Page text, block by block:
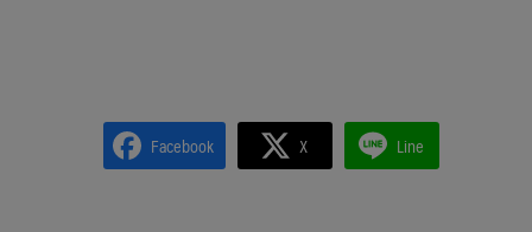
Facebook X Line